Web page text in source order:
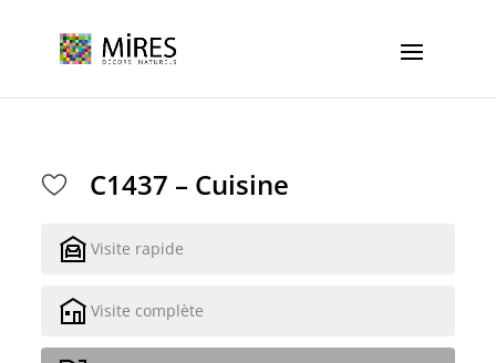
C1437 – Cuisine
Visite rapide
Visite complète